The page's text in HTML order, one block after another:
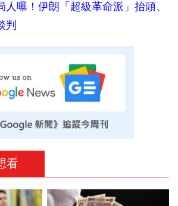
曝！伊朗「超級革命派」抬頭、
判
看